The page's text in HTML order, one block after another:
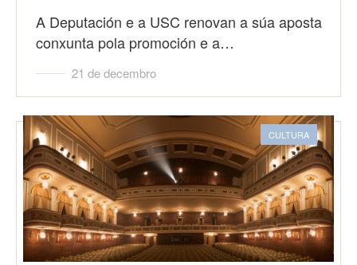
A Deputación e a USC renovan a súa aposta
conxunta pola promoción e a…
21 de decembro
CULTURA